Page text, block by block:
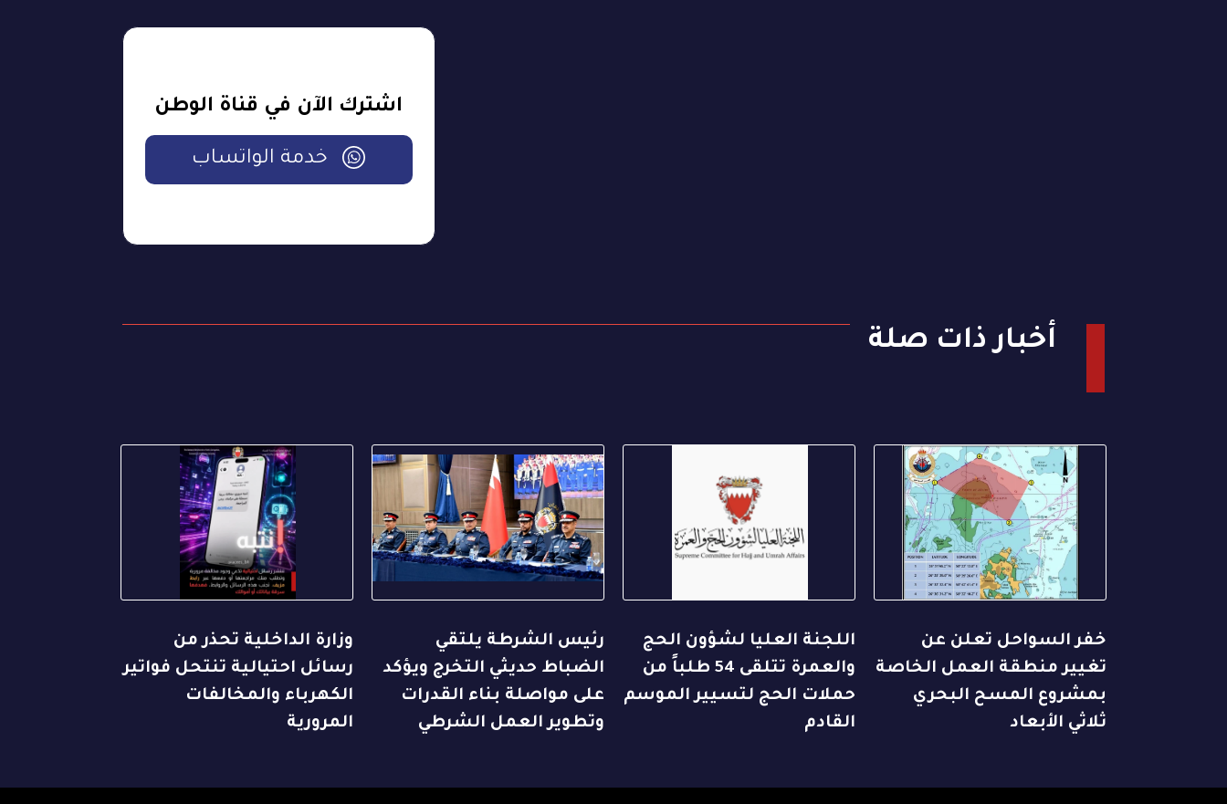
اشترك الآن في قناة الوطن
خدمة الواتساب
أخبار ذات صلة
خفر السواحل تعلن عن
تغيير منطقة العمل الخاصة
بمشروع المسح البحري
ثلاثي الأبعاد
اللجنة العليا لشؤون الحج
والعمرة تتلقى 54 طلباً من
حملات الحج لتسيير الموسم
القادم
رئيس الشرطة يلتقي
الضباط حديثي التخرج ويؤكد
على مواصلة بناء القدرات
وتطوير العمل الشرطي
وزارة الداخلية تحذر من
رسائل احتيالية تنتحل فواتير
الكهرباء والمخالفات
المرورية